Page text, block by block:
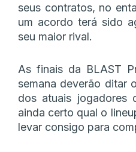
seus contratos, no
um acordo terá sido
seu maior rival.
As finais da BLAST
semana deverão ditar
dos atuais jogadores
ainda certo qual o
levar consigo para